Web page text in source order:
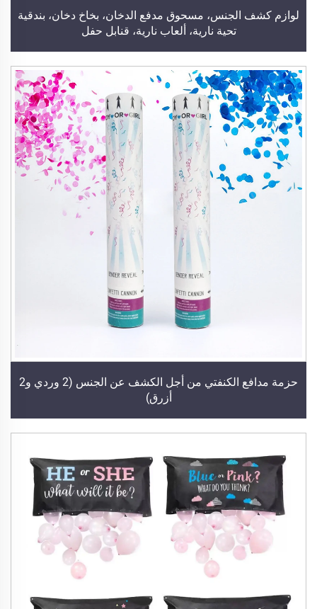
لوازم كشف الجنس، مسحوق مدفع الدخان، بخاخ دخان، بندقية
تحية نارية، ألعاب نارية، قنابل حفل
حزمة مدافع الكنفتي من أجل الكشف عن الجنس (2 وردي و2
أزرق)